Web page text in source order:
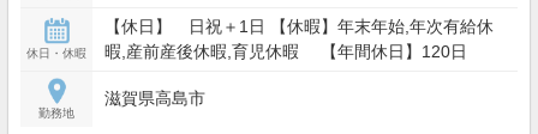
休日・休暇
【休日】 日祝＋1日 【休暇】年末年始,年次有給休
暇,産前産後休暇,育児休暇 【年間休日】120日
勤務地
滋賀県高島市